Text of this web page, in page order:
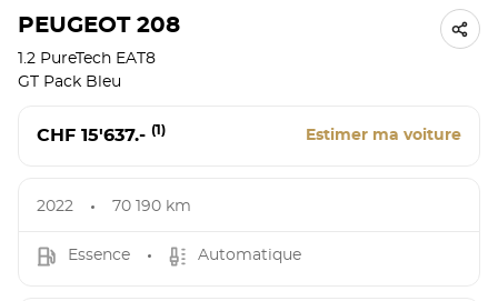
PEUGEOT 208
1.2 PureTech EAT8
GT Pack Bleu
CHF 15'637.- (1) Estimer ma voiture
2022 70 190 km
Essence Automatique